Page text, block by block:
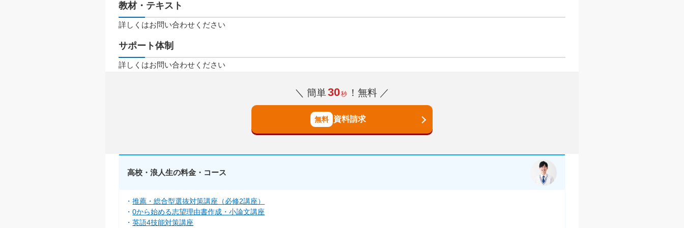
教材・テキスト
詳しくはお問い合わせください
サポート体制
詳しくはお問い合わせください
＼ 簡単30秒 ！無料 ／
資料請求
高校・浪人生の料金・コース
推薦・総合型選抜対策講座（必修2講座）
0から始める志望理由書作成・小論文講座
英語4技能対策講座